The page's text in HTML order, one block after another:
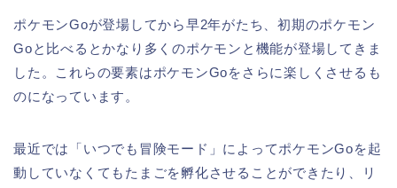
ポケモンGoが登場してから早2年がたち、初期のポケモン
Goと比べるとかなり多くのポケモンと機能が登場してきま
した。これらの要素はポケモンGoをさらに楽しくさせるも
のになっています。
最近では「いつでも冒険モード」によってポケモンGoを起
動していなくてもたまごを孵化させることができたり、リ